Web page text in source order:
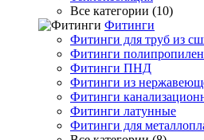
Все категории (10)
Фитинги
Фитинги для труб из
Фитинги
Фитинги ПНД
Фитинги из
Фитинги
Фитинги латунные
Фитинги для